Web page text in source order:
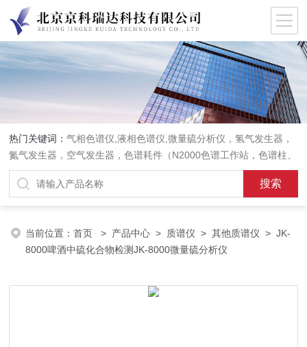
热门关键词：气相色谱仪,液相色谱仪,微量硫分析仪，氢气发生器，
氮气发生器，空气发生器，色谱耗件（N2000色谱工作站，色谱柱、
阀件、进样器、色谱担体），顶空进样器，热解析仪，紫外分光光度
计，原子吸收分光光度计，傅立叶红外光谱仪，分析天平等常规实验
当前位置：首页 > 产品中心 > 质谱仪 >其他质谱仪 > JK-
8000啤酒中硫化合物检测JK-8000微量硫分析仪